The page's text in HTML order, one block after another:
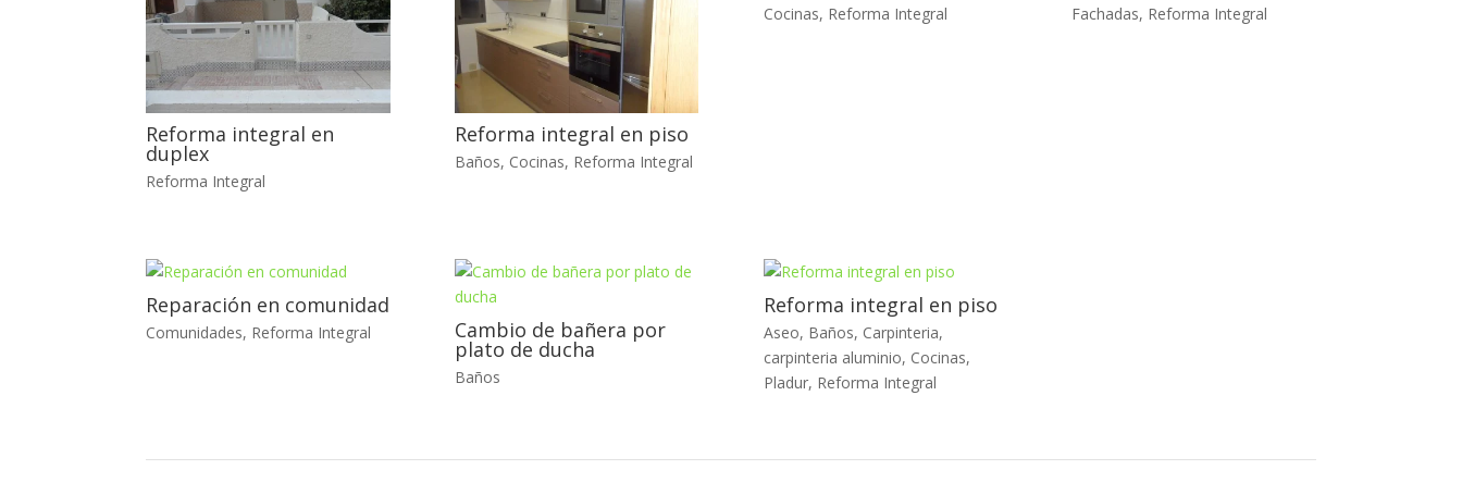
Reforma integral en
duplex
Reforma Integral
Reforma integral en piso
Baños, Cocinas, Reforma Integral
Cocinas, Reforma Integral Fachadas, Reforma Integral
Reparación en comunidad
Comunidades, Reforma Integral Cambio de bañera por
plato de ducha
Baños
Reforma integral en piso
Aseo, Baños, Carpinteria,
carpinteria aluminio, Cocinas,
Pladur, Reforma Integral